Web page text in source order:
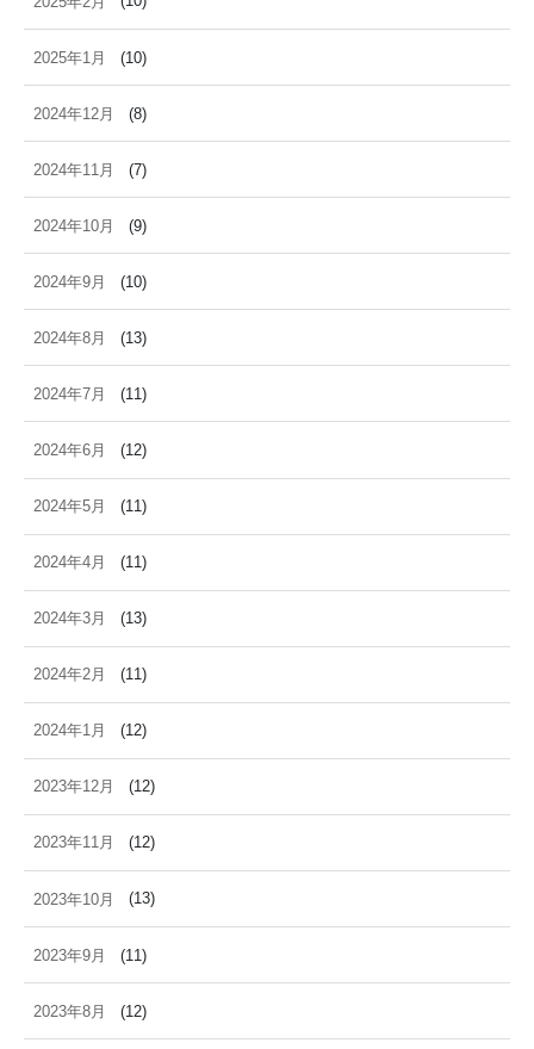
2025年1月 (10)
2024年12月 (8)
2024年11月 (7)
2024年10月 (9)
2024年9月 (10)
2024年8月 (13)
2024年7月 (11)
2024年6月 (12)
2024年5月 (11)
2024年4月 (11)
2024年3月 (13)
2024年2月 (11)
2024年1月 (12)
2023年12月 (12)
2023年11月 (12)
2023年10月 (13)
2023年9月 (11)
2023年8月 (12)